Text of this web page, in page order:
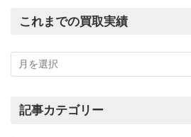
これまでの買取実績
ま
の記事カテゴリー